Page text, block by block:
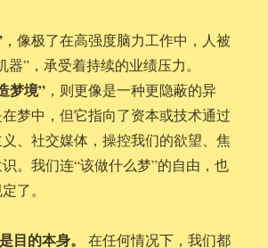
，像极了在高强度脑力工作中，人被
器”，承受着持续的业绩压力。
梦境” ，则更像是一种更隐蔽的异
梦中，但它指向了资本或技术通过
、社交媒体，操控我们的欲望、焦
。我们连“该做什么梦”的自由，也
了。
目的本身。
在任何情况下，我们都